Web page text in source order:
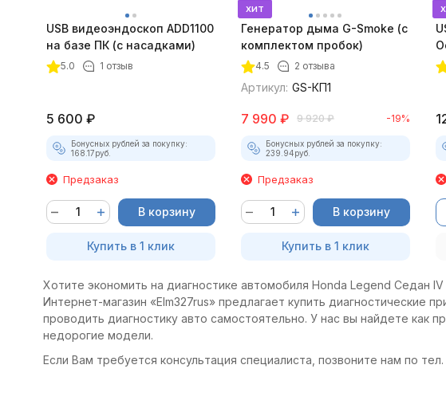
USB видеоэндоскоп ADD1100
на базе ПК (с насадками)
5.0 1 отзыв
5 600 ₽
Бонусных рублей за покупку:
168.17руб.
Предзаказ
В корзину
Купить в 1 клик
хит
Генератор дыма G-Smoke (c
комплектом пробок)
4.5 2 отзыва
Артикул: GS-КП1
7 990 ₽ 9 920 ₽ -19%
Бонусных рублей за покупку:
239.94руб.
Предзаказ
В корзину
Купить в 1 клик
4
Хотите экономить на диагностике автомобиля Honda Legend Седан
Интернет-магазин «Elm327rus» предлагает купить диагностические
проводить диагностику авто самостоятельно. У нас вы найдете как
недорогие модели.
Если Вам требуется консультация специалиста, позвоните нам по